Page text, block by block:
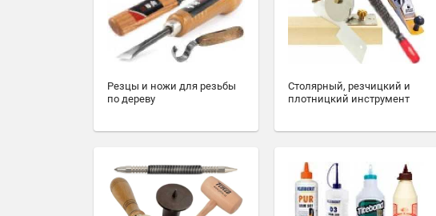
Резцы и ножи для резьбы
по дереву
Столярный, резчицкий и
плотницкий инструмент